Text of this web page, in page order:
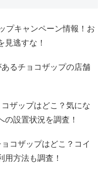
プキャンペーン情報！お
見逃すな！
るチョコザップの店舗
ザップはどこ？気にな
の設置状況を調査！
コザップはどこ？コイ
用方法も調査！